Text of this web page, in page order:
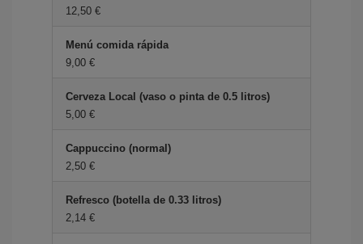
12,50 €
Menú comida rápida
9,00 €
Cerveza Local (vaso o pinta de 0.5 litros)
5,00 €
Cappuccino (normal)
2,50 €
Refresco (botella de 0.33 litros)
2,14 €